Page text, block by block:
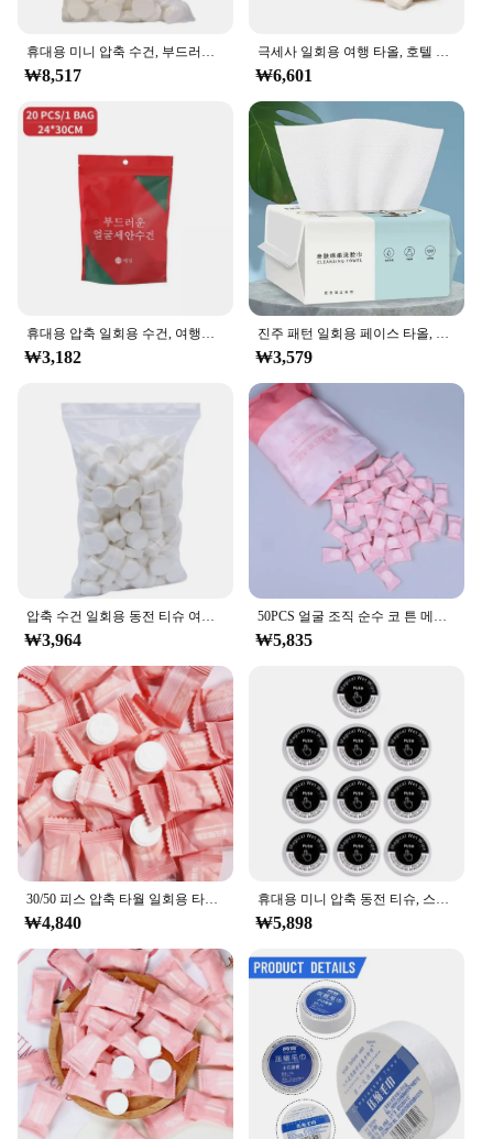
type; it's designed to cater to a wide range of
animals. Whether you have a dog, cat, rabbit, or any
other furry friend, these grooming tools are
and portable nature of the set makes it easy to carry
along for on-the-go grooming sessions, ensuring
your pet stays clean and comfortable no matter
where you are.
₩8,517 ₩6,601
휴대용 압축 일회용 수건, 여행용 부직포 수건, 물 젖은 닦기, 야외용 촉촉한 티슈 캔디 타월, 20 개
₩3,182
진주 패턴 일회용 페이스 타올, 100% 코튼 티슈, 재사용 가능한 부드러운 페이셜 클렌징, 습식 및 건식 메이크업 부직포 타월
₩3,579
압축 수건 일회용 동전 티슈 여행 휴대용 미니 압축 수건, 야외 여행 바베큐 야외 캠핑용, 50 개
₩3,964
50PCS 얼굴 조직 순수 코 튼 메이크업 리무버 수건 일회용 휴대용 여행 압축 헝겊 닦아 종이 조직
₩5,835
30/50 피스 압축 타월 일회용 타월 여행용 부직포 페이스 케어 태블릿, 물수건
₩4,840
휴대용 미니 압축 동전 티슈, 스포츠 청소용, 부드러운 변기 종이 태블릿, 10 개, 50 개
₩5,898